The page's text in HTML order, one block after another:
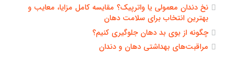
نخ دندان معمولی یا واترپیک؟ مقایسه کامل مزایا، معایب و
بهترین انتخاب برای سلامت دهان
چگونه از بوی بد دهان جلوگیری کنیم؟
مراقبت‌های بهداشتی دهان و دندان